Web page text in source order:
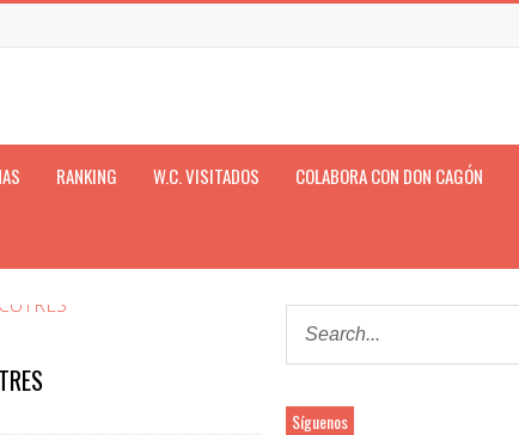
RANKING W.C. VISITADOS COLABORA CON DON CAGÓN
Síguenos